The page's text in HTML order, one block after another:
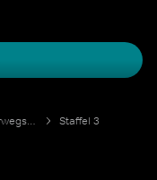
Der XXL-Ostfriese - Unterwegs mit "Knochenbrecher" Tamme Hanken
Staffel 3